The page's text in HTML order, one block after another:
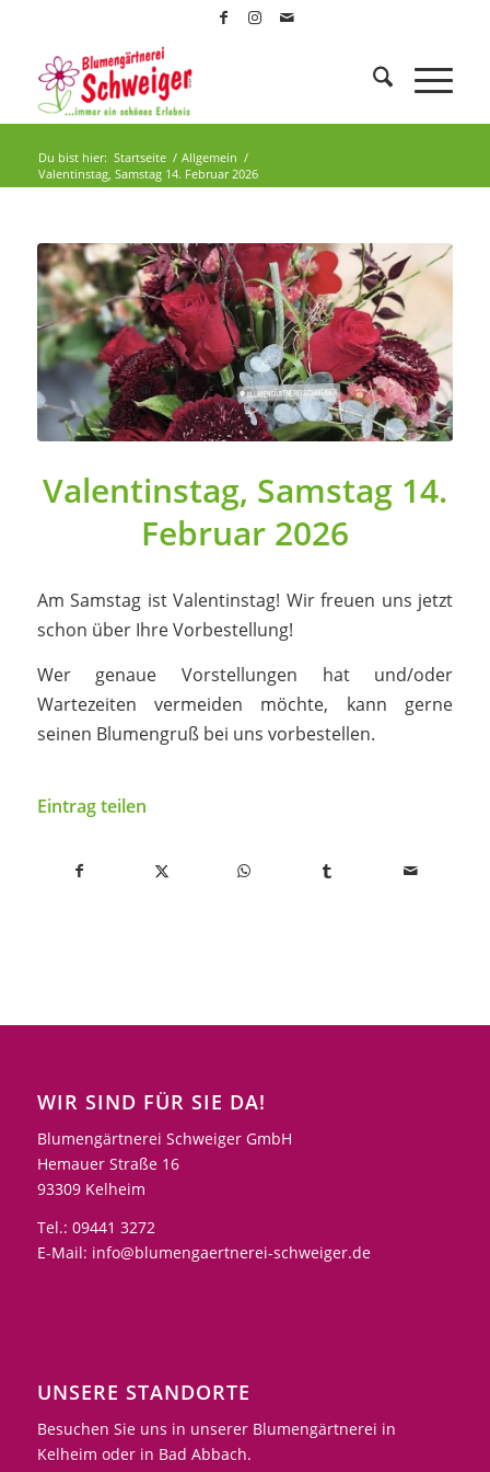
Du bist hier: Startseite / Allgemein /
Valentinstag, Samstag 14. Februar 2026
Valentinstag, Samstag 14.
Februar 2026
Am Samstag ist Valentinstag! Wir freuen uns jetzt
schon über Ihre Vorbestellung!
Wer genaue Vorstellungen hat und/oder
Wartezeiten vermeiden möchte, kann gerne
seinen Blumengruß bei uns vorbestellen.
Eintrag teilen
WIR SIND FÜR SIE DA!
Blumengärtnerei Schweiger GmbH
Hemauer Straße 16
93309 Kelheim
Tel.: 09441 3272
E-Mail: info@blumengaertnerei-schweiger.de
UNSERE STANDORTE
Besuchen Sie uns in unserer Blumengärtnerei in
Kelheim oder in Bad Abbach.